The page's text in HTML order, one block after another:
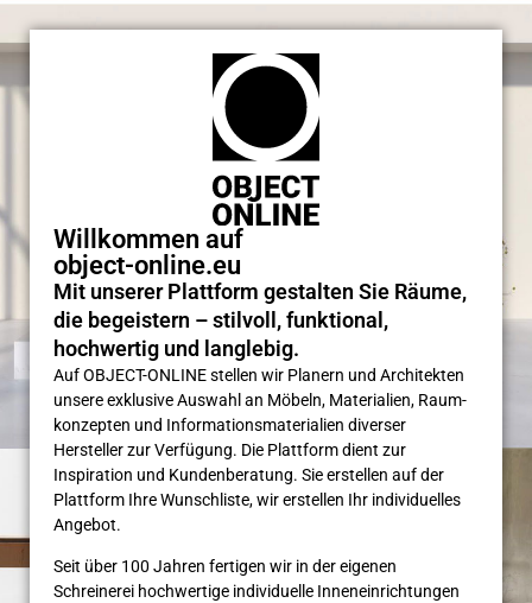
Willkommen auf
object-online.eu
Mit unserer Plattform gestalten Sie Räume,
die begeistern – stilvoll, funktional,
hochwertig und langlebig.
Auf OBJECT-ONLINE stellen wir Planern und Architekten
unsere exklusive Auswahl an Möbeln, Materialien, Raum­
konzepten und Informations­materialien diverser
Hersteller zur Verfügung. Die Plattform dient zur
Inspiration und Kunden­beratung. Sie erstellen auf der
Plattform Ihre Wunsch­liste, wir erstellen Ihr individuelles
Angebot.
Seit über 100 Jahren fertigen wir in der eigenen
Schreinerei hochwertige individuelle Inneneinrichtungen